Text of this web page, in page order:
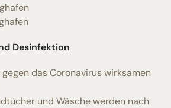
Desinfektion
das Coronavirus wirksamen
und Wäsche werden nach